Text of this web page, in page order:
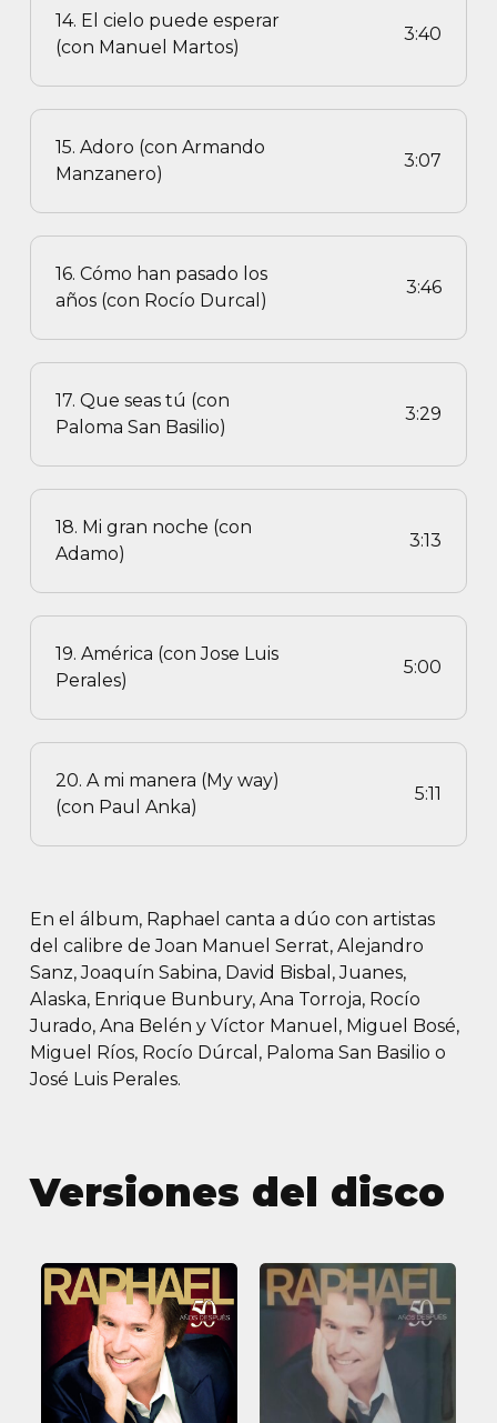
14. El cielo puede esperar
(con Manuel Martos)
3:40
15. Adoro (con Armando
Manzanero)
3:07
16. Cómo han pasado los
años (con Rocío Durcal)
3:46
17. Que seas tú (con
Paloma San Basilio)
3:29
18. Mi gran noche (con
Adamo)
3:13
19. América (con Jose Luis
Perales)
5:00
20. A mi manera (My way)
(con Paul Anka)
5:11
En el álbum, Raphael canta a dúo con artistas
del calibre de Joan Manuel Serrat, Alejandro
Sanz, Joaquín Sabina, David Bisbal, Juanes,
Alaska, Enrique Bunbury, Ana Torroja, Rocío
Jurado, Ana Belén y Víctor Manuel, Miguel Bosé,
Miguel Ríos, Rocío Dúrcal, Paloma San Basilio o
José Luis Perales.
Versiones del disco
50
años
después
50
años
después